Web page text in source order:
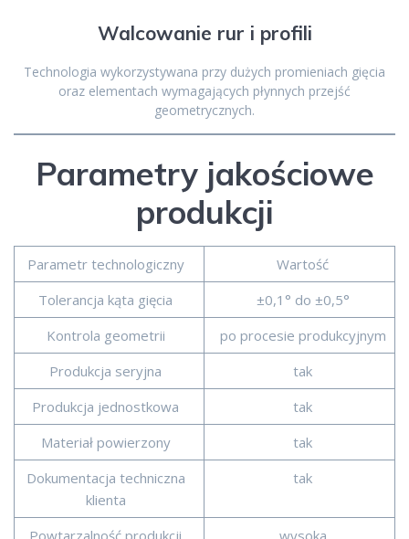
Walcowanie rur i profili
Technologia wykorzystywana przy dużych promieniach gięcia
oraz elementach wymagających płynnych przejść
geometrycznych.
Parametry jakościowe
produkcji
Parametr technologiczny
Wartość
Tolerancja kąta gięcia
±0,1° do ±0,5°
Kontrola geometrii
po procesie produkcyjnym
Produkcja seryjna
tak
Produkcja jednostkowa
tak
Materiał powierzony
tak
Dokumentacja techniczna
klienta
tak